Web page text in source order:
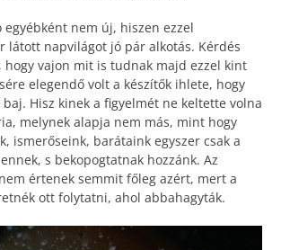
egyébként nem új, hiszen ezzel
látott napvilágot jó pár alkotás. Kérdés
hogy vajon mit is tudnak majd ezzel kint
elegendő volt a készítők ihlete, hogy
Hisz kinek a figyelmét ne keltette volna
melynek alapja nem más, mint hogy
ismerőseink, barátaink egyszer csak a
s bekopogtatnak hozzánk. Az
értenek semmit főleg azért, mert a
ott folytatni, ahol abbahagyták.